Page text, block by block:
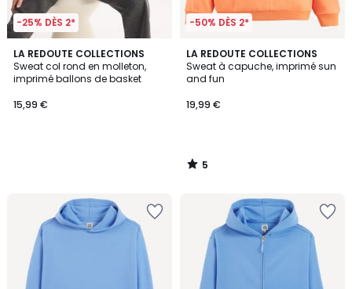
-25% DÈS 2*
LA REDOUTE COLLECTIONS
Sweat col rond en molleton,
imprimé ballons de basket
15,99 €
-50% DÈS 2*
LA REDOUTE COLLECTIONS
Sweat à capuche, imprimé sun
and fun
19,99 €
5
/
5
5
/